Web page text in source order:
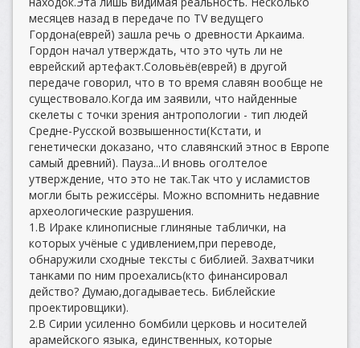
месяцев назад в передаче по TV ведущего
Гордона(еврей) зашла речь о древности Аркаима.
Гордон начал утверждать, что это чуть ли не
еврейский артефакт.Соловьёв(еврей) в другой
передаче говорил, что в то время славян вообще не
существовало.Когда им заявили, что найденные
скелеты с точки зрения антропологии - тип людей
Средне-Русской возвышенности(Кстати, и
генетически доказано, что славянский этнос в Европе
самый древний). Пауза...И вновь оголтелое
утверждение, что это не так.Так что у исламистов
могли быть режиссёры. Можно вспомнить недавние
археологические разрушения.
1.В Ираке клинописные глиняные таблички, на
которых учёные с удивлением,при переводе,
обнаружили сходные тексты с библией. Захватчики
танками по ним проехались(кто финансировал
действо? Думаю,догадываетесь. Библейские
проектировщики).
2.В Сирии усиленно бомбили церковь и носителей
арамейского языка, единственных, которые